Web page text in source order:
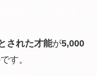
された才能が5,000
す。